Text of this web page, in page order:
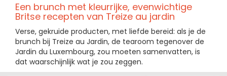
Een brunch met kleurrijke, evenwichtige
Britse recepten van Treize au jardin
Verse, gekruide producten, met liefde bereid: als je de
brunch bij Treize au Jardin, de tearoom tegenover de
Jardin du Luxembourg, zou moeten samenvatten, is
dat waarschijnlijk wat je zou zeggen.